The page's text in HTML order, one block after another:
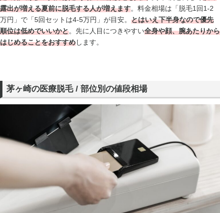
露出が増える夏前に脱毛する人が増えます。料金相場は「脱毛1回1-2
万円」で「5回セットは4-5万円」が目安。 とはいえ下半身なので優先
順位は低めでいいかと。先に人目につきやすい全身や顔、腕あたりから
はじめることをおすすめします。
茅ヶ崎の医療脱毛 / 部位別の値段相場